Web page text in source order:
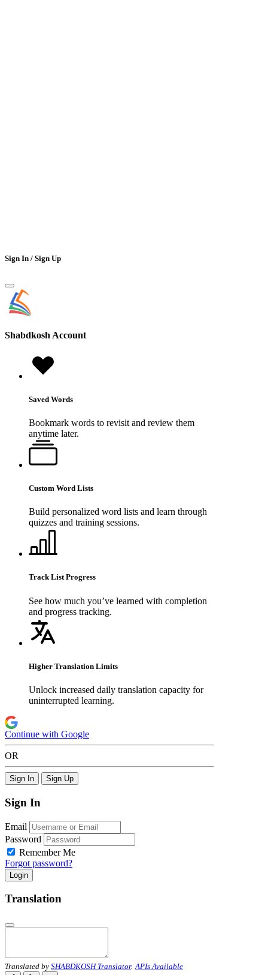
Sign In / Sign Up
Shabdkosh Account
Saved Words
Bookmark words to revisit and review them
anytime later.
Custom Word Lists
Build personalized word lists and learn through
quizzes and training sessions.
Track List Progress
See how much you’ve learned with completion
and progress tracking.
Higher Translation Limits
Unlock increased daily translation capacity for
uninterrupted learning.
Continue with Google
OR
Sign In Sign Up
Sign In
Email
Password
Remember Me
Forgot password?
Login
Translation
Translated by SHABDKOSH Translator. APIs Available